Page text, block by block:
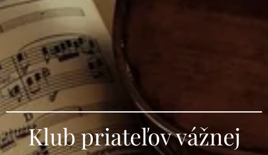
Klub priateľov vážnej